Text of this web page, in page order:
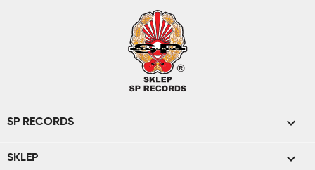
SP RECORDS 
SKLEP 